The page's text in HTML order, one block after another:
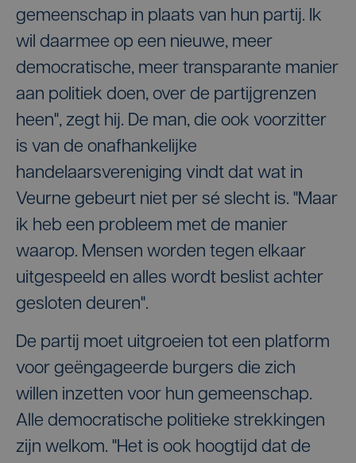
gemeenschap in plaats van hun partij. Ik
wil daarmee op een nieuwe, meer
democratische, meer transparante manier
aan politiek doen, over de partijgrenzen
heen", zegt hij. De man, die ook voorzitter
is van de onafhankelijke
handelaarsvereniging vindt dat wat in
Veurne gebeurt niet per sé slecht is. "Maar
ik heb een probleem met de manier
waarop. Mensen worden tegen elkaar
uitgespeeld en alles wordt beslist achter
gesloten deuren".
De partij moet uitgroeien tot een platform
voor geëngageerde burgers die zich
willen inzetten voor hun gemeenschap.
Alle democratische politieke strekkingen
zijn welkom. "Het is ook hoogtijd dat de